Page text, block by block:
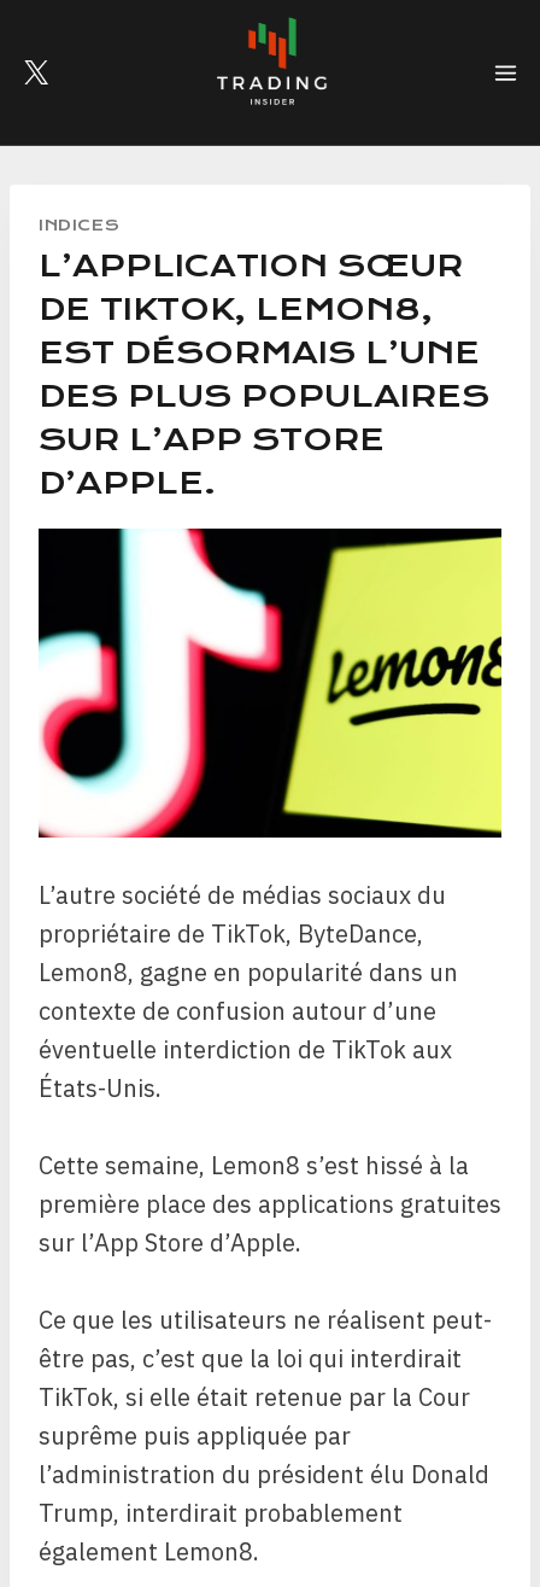
content
INDICES
L’APPLICATION SŒUR
DE TIKTOK, LEMON8,
EST DÉSORMAIS L’UNE
DES PLUS POPULAIRES
SUR L’APP STORE
D’APPLE.
L’autre société de médias sociaux du
propriétaire de TikTok, ByteDance,
Lemon8, gagne en popularité dans un
contexte de confusion autour d’une
éventuelle interdiction de TikTok aux
États-Unis.
Cette semaine, Lemon8 s’est hissé à la
première place des applications gratuites
sur l’App Store d’Apple.
Ce que les utilisateurs ne réalisent peut-
être pas, c’est que la loi qui interdirait
TikTok, si elle était retenue par la Cour
suprême puis appliquée par
l’administration du président élu Donald
Trump, interdirait probablement
également Lemon8.